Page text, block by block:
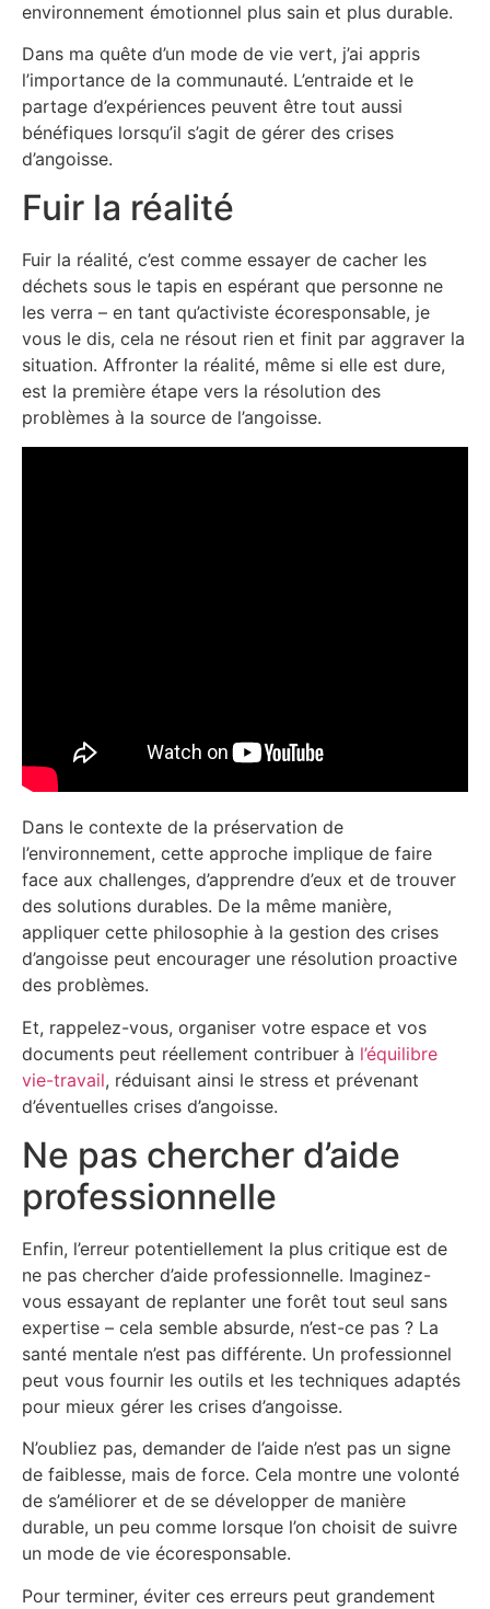
environnement émotionnel plus sain et plus durable.
Dans ma quête d’un mode de vie vert, j’ai appris
l’importance de la communauté. L’entraide et le
partage d’expériences peuvent être tout aussi
bénéfiques lorsqu’il s’agit de gérer des crises
d’angoisse.
Fuir la réalité
Fuir la réalité, c’est comme essayer de cacher les
déchets sous le tapis en espérant que personne ne
les verra – en tant qu’activiste écoresponsable, je
vous le dis, cela ne résout rien et finit par aggraver la
situation. Affronter la réalité, même si elle est dure,
est la première étape vers la résolution des
problèmes à la source de l’angoisse.
Dans le contexte de la préservation de
l’environnement, cette approche implique de faire
face aux challenges, d’apprendre d’eux et de trouver
des solutions durables. De la même manière,
appliquer cette philosophie à la gestion des crises
d’angoisse peut encourager une résolution proactive
des problèmes.
Et, rappelez-vous, organiser votre espace et vos
documents peut réellement contribuer à l’équilibre
vie-travail, réduisant ainsi le stress et prévenant
d’éventuelles crises d’angoisse.
Ne pas chercher d’aide
professionnelle
Enfin, l’erreur potentiellement la plus critique est de
ne pas chercher d’aide professionnelle. Imaginez-
vous essayant de replanter une forêt tout seul sans
expertise – cela semble absurde, n’est-ce pas ? La
santé mentale n’est pas différente. Un professionnel
peut vous fournir les outils et les techniques adaptés
pour mieux gérer les crises d’angoisse.
N’oubliez pas, demander de l’aide n’est pas un signe
de faiblesse, mais de force. Cela montre une volonté
de s’améliorer et de se développer de manière
durable, un peu comme lorsque l’on choisit de suivre
un mode de vie écoresponsable.
Pour terminer, éviter ces erreurs peut grandement